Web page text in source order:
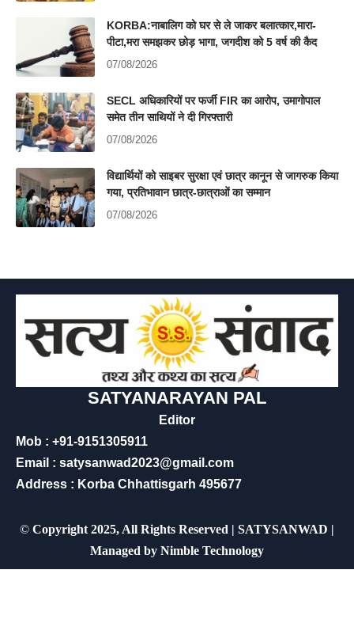
KORBA:नाबालिग को घर से ले जाकर बलात्कार,मारा-
पीटा,मरा समझकर छोड़ भागा, जगदीश को 5 वर्ष की कैद
07/08/2026
SECL अधिकारियों पर फर्जी FIR का आरोप, उमागोपाल
समेत तीन साथियों ने दी गिरफ्तारी
07/08/2026
विद्यार्थियों को साइबर सुरक्षा एवं छात्र कानून से जागरुक किया
गया, प्रतिभावान छात्र-छात्राओं का सम्मान
07/08/2026
SATYANARAYAN PAL
Editor
Mob : +91-9151305911
Email : satysanwad2023@gmail.com
Address : Korba Chhattisgarh 495677
© Copyright 2025, All Rights Reserved | SATYSANWAD |
Managed by Nimble Technology